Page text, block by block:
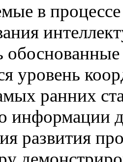
в
уровень
ранних
информации
развития